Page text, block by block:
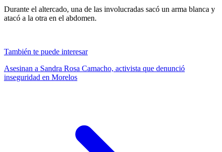
Durante el altercado, una de las involucradas sacó un arma blanca y
atacó a la otra en el abdomen.
También te puede interesar
Asesinan a Sandra Rosa Camacho, activista que denunció
inseguridad en Morelos